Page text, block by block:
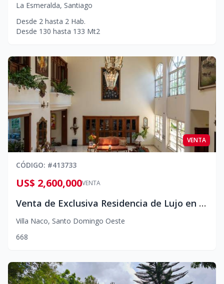
La Esmeralda, Santiago
Desde 2 hasta 2 Hab.
Desde 130 hasta 133 Mt2
VENTA
CÓDIGO: #413733
VENTA
US$ 2,600,000
Venta de Exclusiva Residencia de Lujo en Santo Domingo Oeste
Villa Naco, Santo Domingo Oeste
668